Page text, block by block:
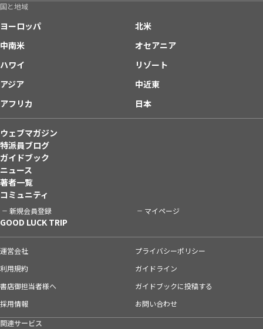
国と地域
ヨーロッパ
北米
中南米
オセアニア
ハワイ
リゾート
アジア
中近東
アフリカ
日本
ウェブマガジン
特派員ブログ
ガイドブック
ニュース
著者一覧
コミュニティ
新規会員登録 マイページ
GOOD LUCK TRIP
運営会社
プライバシーポリシー
利用規約
ガイドライン
書店御担当者様へ
ガイドブックに投稿する
採用情報
お問い合わせ
関連サービス